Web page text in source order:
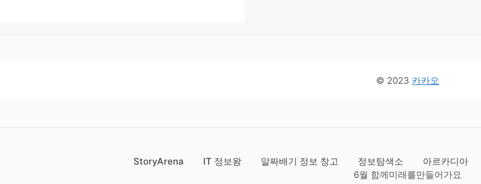
© 2023 카카오
StoryArena IT 정보왕 알짜배기 정보 창고 정보탐색소 아르카디아
6월 함께미래를만들어가요